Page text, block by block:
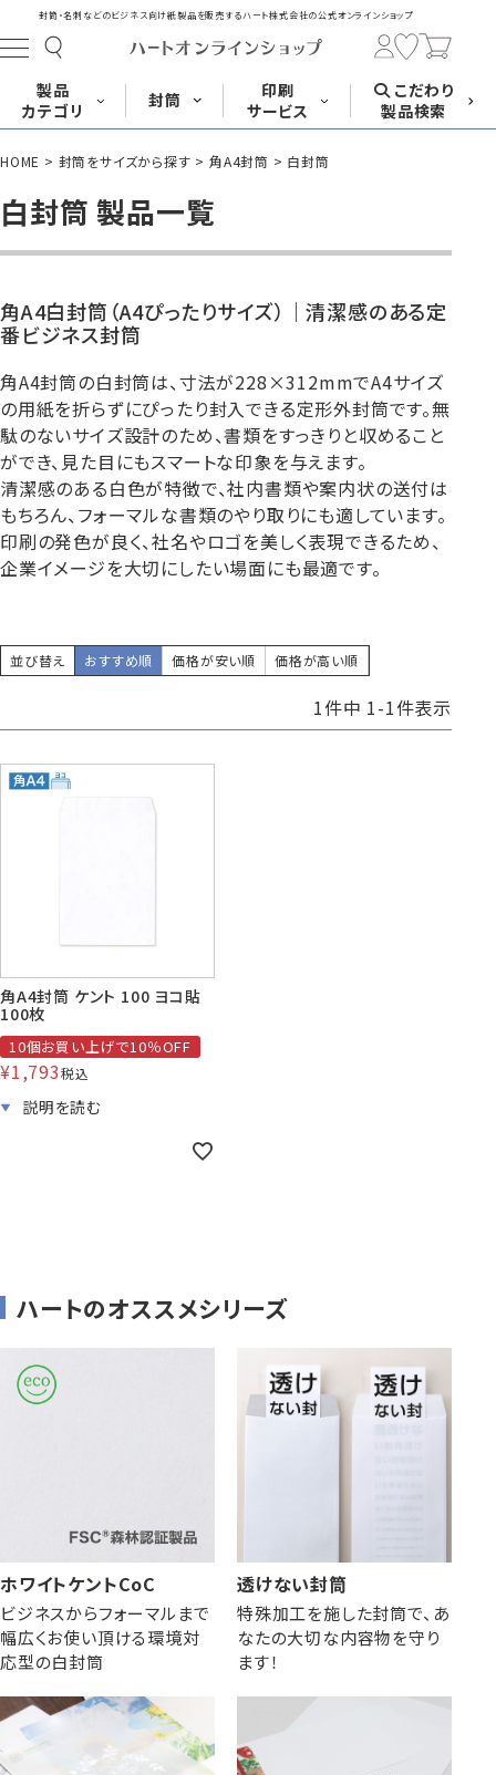
封筒・名刺などのビジネス向け紙製品を販売するハート株式会社の公式オンラインショップ
製品
カテゴリ
名刺 はがき カード・挨拶状
お悔み用
喪中はがき
株券・商品券
封筒
長形封筒 角形封筒 洋形封筒
A4横3つ折
120×235
A4横3つ折
120×235
B5横3つ折
90×205
長4窓封筒
B5横3つ折
90×205
長40封筒
A4横4つ折
90×225 142×332
返信用封筒
A4横3つ折
洋2タテ封筒
印刷
サービス
封筒印刷サービス
紙製クリアファイル印刷サービス
こだわり
製品検索
HOME 封筒をサイズから探す 角A4封筒 白封筒
白封筒 製品一覧
角A4白封筒（A4ぴったりサイズ）｜清潔感のある定
番ビジネス封筒
角A4封筒の白封筒は、寸法が228×312mmでA4サイズ
の用紙を折らずにぴったり封入できる定形外封筒です。無
駄のないサイズ設計のため、書類をすっきりと収めること
ができ、見た目にもスマートな印象を与えます。
清潔感のある白色が特徴で、社内書類や案内状の送付は
もちろん、フォーマルな書類のやり取りにも適しています。
印刷の発色が良く、社名やロゴを美しく表現できるため、
企業イメージを大切にしたい場面にも最適です。
並び替え おすすめ順 価格が安い順 価格が高い順
1件中 1-1件表示
角A4封筒 ケント 100 ヨコ貼
100枚
10個お買い上げで10％OFF
¥1,793税込
ハートのオススメシリーズ
ホワイトケントCoC
ビジネスからフォーマルまで
幅広くお使い頂ける環境対
応型の白封筒
透けない封筒
特殊加工を施した封筒で、あ
なたの大切な内容物を守り
ます！